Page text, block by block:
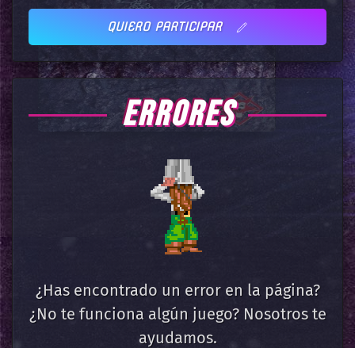
QUIERO PARTICIPAR
ERRORES
¿Has encontrado un error en la página?
¿No te funciona algún juego? Nosotros te
ayudamos.